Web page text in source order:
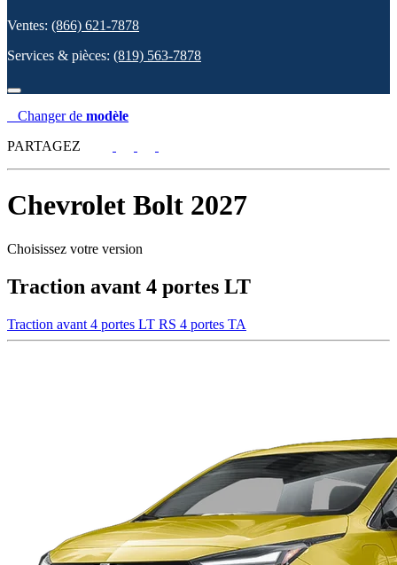
Ventes: (866) 621-7878
Services & pièces: (819) 563-7878
Changer de modèle
PARTAGEZ
Chevrolet Bolt 2027
Choisissez votre version
Traction avant 4 portes LT
Traction avant 4 portes LT RS 4 portes TA